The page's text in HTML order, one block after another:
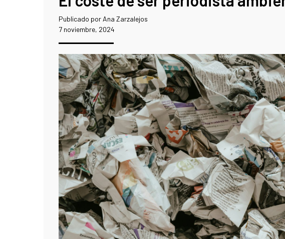
Publicado por Ana Zarzalejos
7 noviembre, 2024